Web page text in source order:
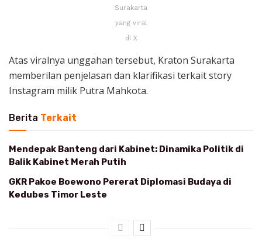
Surakarta
yang viral
di X
Atas viralnya unggahan tersebut, Kraton Surakarta
memberilan penjelasan dan klarifikasi terkait story
Instagram milik Putra Mahkota.
Berita Terkait
Mendepak Banteng dari Kabinet: Dinamika Politik di
Balik Kabinet Merah Putih
GKR Pakoe Boewono Pererat Diplomasi Budaya di
Kedubes Timor Leste